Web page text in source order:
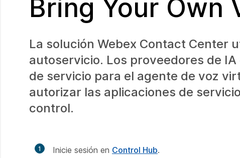
Bring Your Own
La solución Webex Contact Center
autoservicio. Los proveedores de
de servicio para el agente de voz
autorizar las aplicaciones de
control.
1 Inicie sesión en Control Hub.